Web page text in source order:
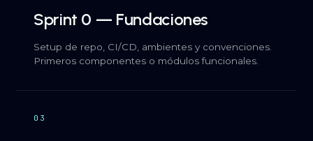
Sprint 0 — Fundaciones
Setup de repo, CI/CD, ambientes y convenciones.
Primeros componentes o módulos funcionales.
03